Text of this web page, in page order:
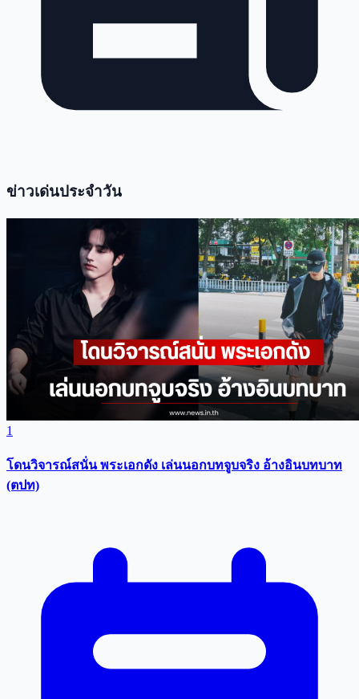
ข่าวเด่นประจำวัน
1
โดนวิจารณ์สนั่น พระเอกดัง เล่นนอกบทจูบจริง อ้างอินบทบาท
(ตปท)